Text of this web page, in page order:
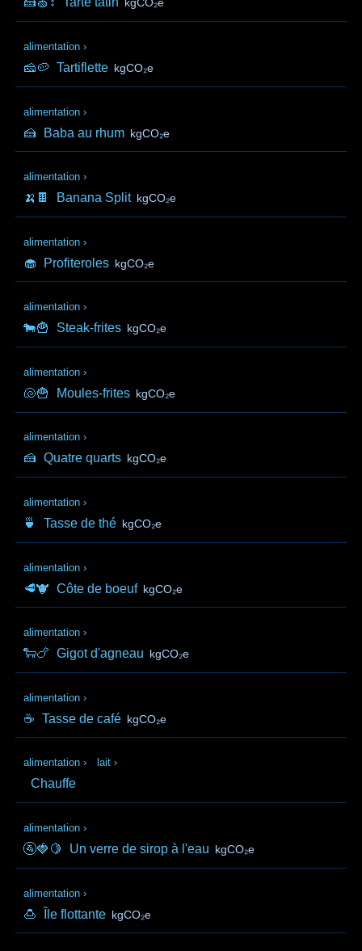
kgCO₂e
alimentation ›
🧀🥔 Tartiflette kgCO₂e
alimentation ›
🍰 Baba au rhum kgCO₂e
alimentation ›
🍌🍫 Banana Split kgCO₂e
alimentation ›
🧁 Profiteroles kgCO₂e
alimentation ›
🐄🍟 Steak-frites kgCO₂e
alimentation ›
🐚🍟 Moules-frites kgCO₂e
alimentation ›
🍰 Quatre quarts kgCO₂e
alimentation ›
🍵 Tasse de thé kgCO₂e
alimentation ›
🥩🐮 Côte de boeuf kgCO₂e
alimentation ›
🐑🍗 Gigot d'agneau kgCO₂e
alimentation ›
☕ Tasse de café kgCO₂e
alimentation › lait ›
Chauffe
alimentation ›
🚰🍓🍋 Un verre de sirop à l'eau kgCO₂e
alimentation ›
🍮 Île flottante kgCO₂e